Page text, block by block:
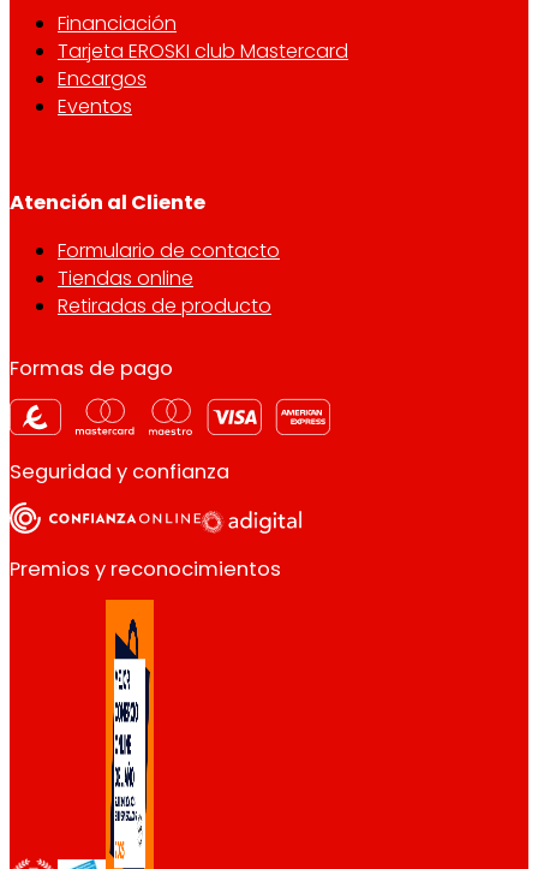
Financiación
Tarjeta EROSKI club Mastercard
Encargos
Eventos
Atención al Cliente
Formulario de contacto
Tiendas online
Retiradas de producto
Formas de pago
Seguridad y confianza
Premios y reconocimientos